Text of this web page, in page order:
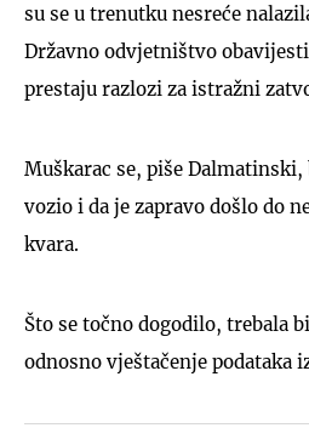
su se u trenutku nesreće
Državno odvjetništvo
prestaju razlozi za istražni
Muškarac se, piše
vozio i da je zapravo došlo do
kvara.
Što se točno dogodilo, trebala
odnosno vještačenje podataka